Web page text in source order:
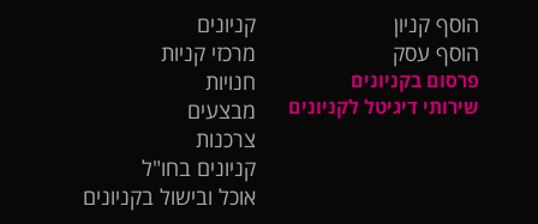
הוסף קניון
הוסף עסק
פרסום בקניונים
שירותי דיגיטל לקניונים
קניונים
מרכזי קניות
חנויות
מבצעים
צרכנות
קניונים בחו"ל
אוכל ובישול בקניונים